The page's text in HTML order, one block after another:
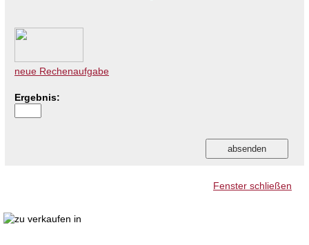
neue Rechenaufgabe
Ergebnis:
Fenster schließen